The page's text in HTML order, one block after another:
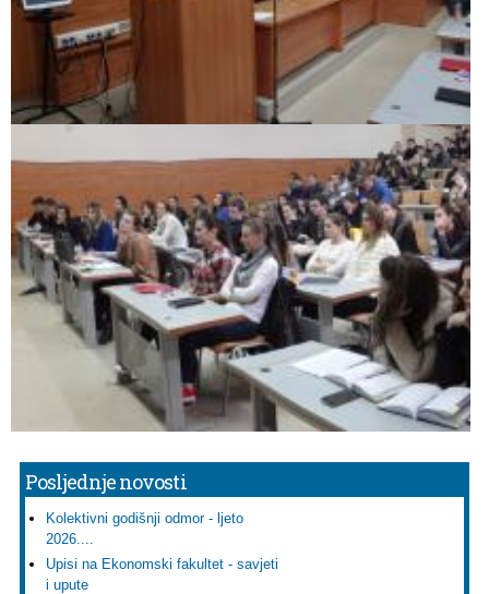
Posljednje novosti
Kolektivni godišnji odmor - ljeto
2026....
Upisi na Ekonomski fakultet - savjeti
i upute